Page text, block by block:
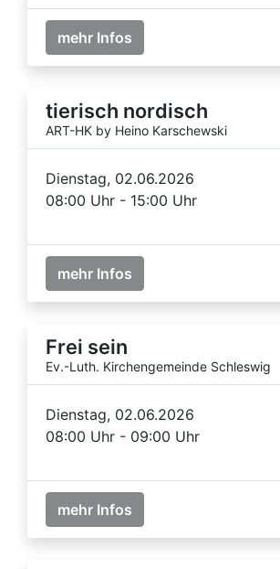
mehr Infos
tierisch nordisch
ART-HK by Heino Karschewski
Dienstag, 02.06.2026
08:00 Uhr - 15:00 Uhr
mehr Infos
Frei sein
Ev.-Luth. Kirchengemeinde Schleswig
Dienstag, 02.06.2026
08:00 Uhr - 09:00 Uhr
mehr Infos